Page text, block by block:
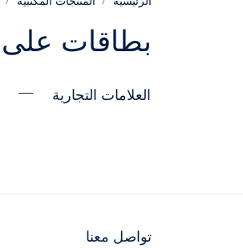
بطاقات
العلامات التجارية
تواصل معنا